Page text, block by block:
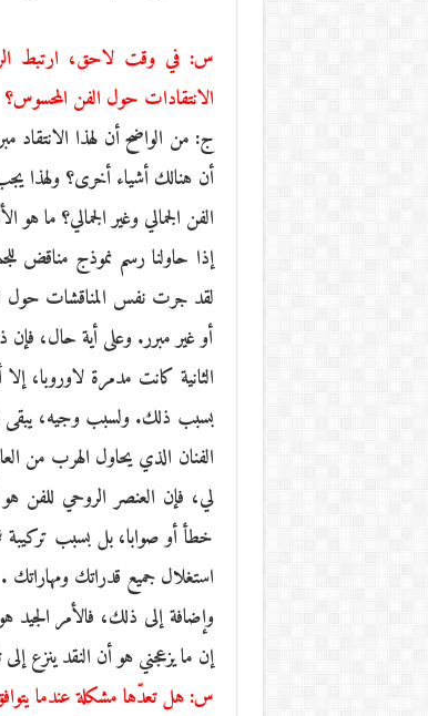
س: في وقت لاحق، ارتبط
الانتقادات حول الفن المحسوس؟
ج: من الواضح أن لهذا الانتقاد
أن هنالك أشياء أخرى؟ ولهذا
الفن الجمالي وغير الجمالي؟ ما هو
إذا حاولنا رسم نموذج مناقض
لقد جرت نفس المناقشات حول
أو غير مبرر. وعلى أية حال، فإن
الثانية كانت مدمرة لاوروبا،
بسبب ذلك. ولسبب وجيه، يبقى
الفنان الذي يحاول الهرب من
لي، فإن العنصر الروحي للفن
خطأ أو صوابا، بل بسبب تركيبة
استغلال جميع قدراتك ومهاراتك .
وإضافة إلى ذلك، فالأمر الجيد
إن ما يزعجني هو أن النقد ينزع
س: هل تعدّها مشكلة عندما